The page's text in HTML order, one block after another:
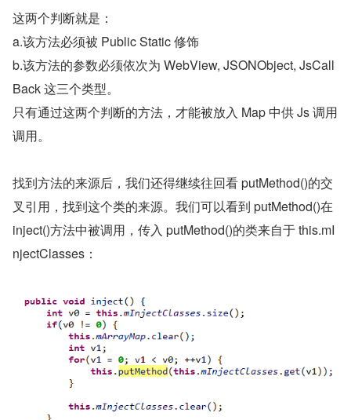
这两个判断就是：
a.该方法必须被 Public Static 修饰
b.该方法的参数必须依次为 WebView, JSONObject, JsCall
Back 这三个类型。
只有通过这两个判断的方法，才能被放入 Map 中供 Js 调用
调用。
找到方法的来源后，我们还得继续往回看 putMethod()的交
叉引用，找到这个类的来源。我们可以看到 putMethod()在
inject()方法中被调用，传入 putMethod()的类来自于 this.mI
njectClasses：